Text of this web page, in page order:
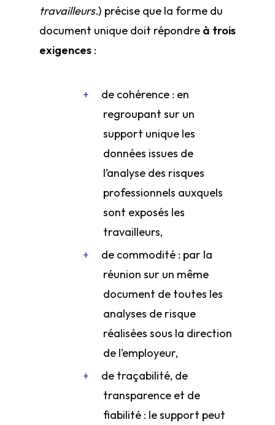
travailleurs.) précise que la forme du
document unique doit répondre à trois
exigences :
de cohérence : en
regroupant sur un
support unique les
données issues de
l’analyse des risques
professionnels auxquels
sont exposés les
travailleurs,
de commodité : par la
réunion sur un même
document de toutes les
analyses de risque
réalisées sous la direction
de l’employeur,
de traçabilité, de
transparence et de
fiabilité : le support peut